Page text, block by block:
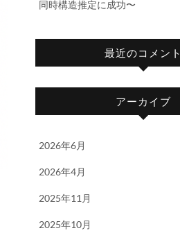
同時構造推定に成功〜
最近のコメント
アーカイブ
2026年6月
2026年4月
2025年11月
2025年10月